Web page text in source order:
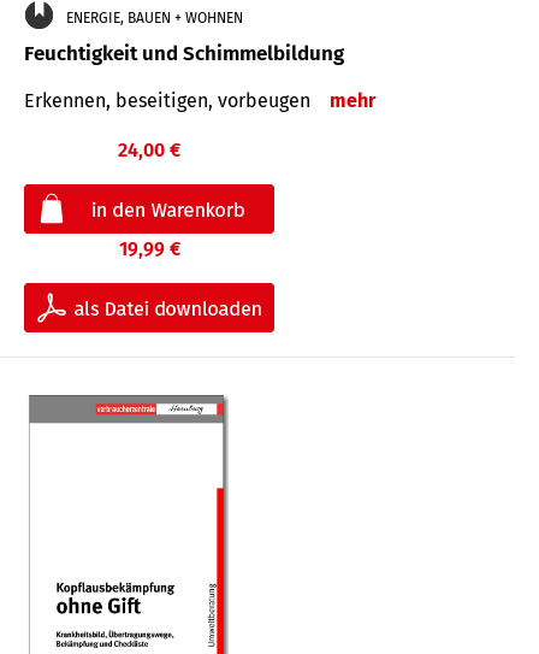
ENERGIE, BAUEN + WOHNEN
Feuchtigkeit und Schimmelbildung
Erkennen, beseitigen, vorbeugen mehr
24,00 €
19,99 €